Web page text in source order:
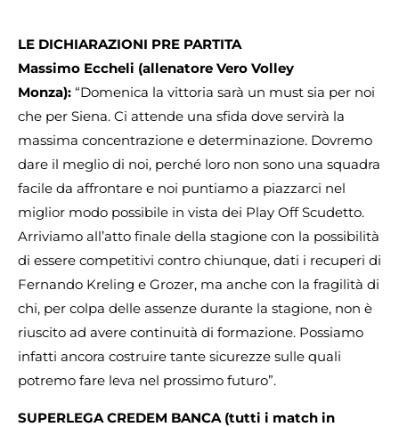
LE DICHIARAZIONI PRE PARTITA
Massimo Eccheli (allenatore Vero Volley
Monza): “Domenica la vittoria sarà un must sia per noi
che per Siena. Ci attende una sfida dove servirà la
massima concentrazione e determinazione. Dovremo
dare il meglio di noi, perché loro non sono una squadra
facile da affrontare e noi puntiamo a piazzarci nel
miglior modo possibile in vista dei Play Off Scudetto.
Arriviamo all’atto finale della stagione con la possibilità
di essere competitivi contro chiunque, dati i recuperi di
Fernando Kreling e Grozer, ma anche con la fragilità di
chi, per colpa delle assenze durante la stagione, non è
riuscito ad avere continuità di formazione. Possiamo
infatti ancora costruire tante sicurezze sulle quali
potremo fare leva nel prossimo futuro”.
SUPERLEGA CREDEM BANCA (tutti i match in